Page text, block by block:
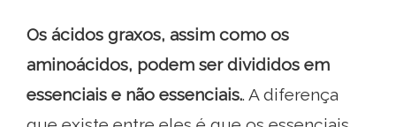
Os ácidos graxos, assim como os
aminoácidos, podem ser divididos em
essenciais e não essenciais.. A diferença